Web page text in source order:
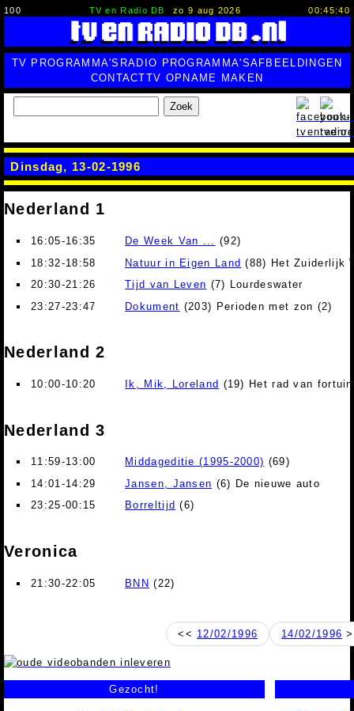
100 TV en Radio DB zo 9 aug 2026 00:45:41
TV PROGRAMMA'S RADIO PROGRAMMA'SAFBEELDINGEN
CONTACTTV OPNAME MAKEN
Zoek
Dinsdag, 13-02-1996
Nederland 1
16:05-16:35 De Week Van ... (92)
18:32-18:58
Natuur in Eigen Land (88) Het Zuiderlijk
20:30-21:26
Tijd van Leven (7) Lourdeswater
23:27-23:47
Dokument (203) Perioden met zon (2)
Nederland 2
10:00-10:20 Ik, Mik, Loreland (19) Het rad van fortuin
Nederland 3
11:59-13:00 Middageditie (1995-2000) (69)
14:01-14:29
Jansen, Jansen (6) De nieuwe auto
23:25-00:15
Borreltijd (6)
Veronica
21:30-22:05 BNN (22)
<< 12/02/1996 14/02/1996
Gezocht!